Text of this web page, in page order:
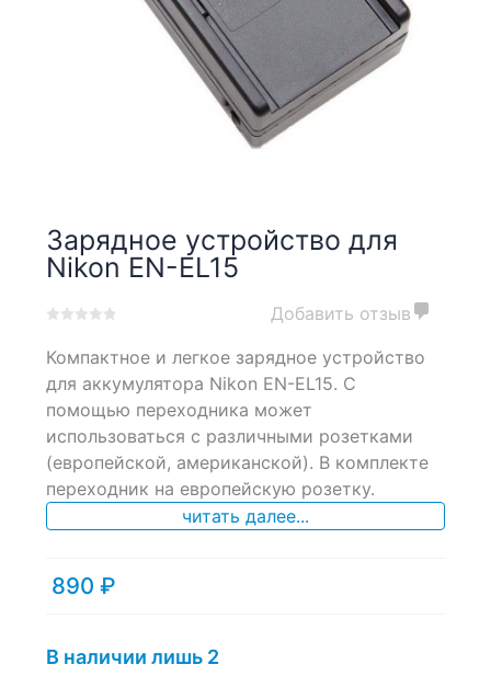
Зарядное устройство для
Nikon EN-EL15
out
based
on
customer
ratings
Добавить отзыв
Компактное и легкое зарядное устройство
для аккумулятора Nikon EN-EL15. С
помощью переходника может
использоваться с различными розетками
(европейской, американской). В комплекте
переходник на европейскую розетку.
читать далее...
890 ₽
В наличии лишь 2